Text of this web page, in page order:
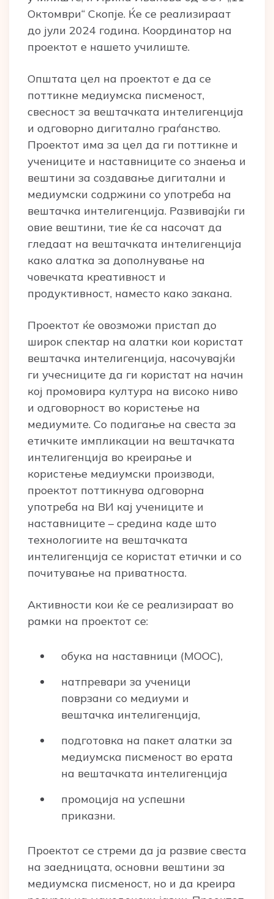
Октомври“ Скопје. Ќе се реализираат
до јули 2024 година. Координатор на
проектот е нашето училиште.
Општата цел на проектот е да се
поттикне медиумска писменост,
свесност за вештачката интелигенција
и одговорно дигитално граѓанство.
Проектот има за цел да ги поттикне и
учениците и наставниците со знаења и
вештини за создавање дигитални и
медиумски содржини со употреба на
вештачка интелигенција. Развивајќи ги
овие вештини, тие ќе са насочат да
гледаат на вештачката интелигенција
како алатка за дополнување на
човечката креативност и
продуктивност, наместо како закана.
Проектот ќе овозможи пристап до
широк спектар на алатки кои користат
вештачка интелигенција, насочувајќи
ги учесниците да ги користат на начин
кој промовира култура на високо ниво
и одговорност во користење на
медиумите. Со подигање на свеста за
етичките импликации на вештачката
интелигенција во креирање и
користење медиумски производи,
проектот поттикнува одговорна
употреба на ВИ кај учениците и
наставниците – средина каде што
технологиите на вештачката
интелигенција се користат етички и со
почитување на приватноста.
Активности кои ќе се реализираат во
рамки на проектот се:
обука на наставници (MOOC),
натпревари за ученици
поврзани со медиуми и
вештачка интелигенција,
подготовка на пакет алатки за
медиумска писменост во ерата
на вештачката интелигенција
промоција на успешни
приказни.
Проектот се стреми да ја развие свеста
на заедницата, основни вештини за
медиумска писменост, но и да креира